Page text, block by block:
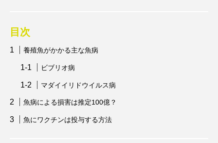
イッカク イトウ
イトヨリダイ
イリエワニ イワナ
目次
養殖魚がかかる主な魚病
ビブリオ病
マダイイリドウイルス病
魚病による損害は推定100億？
魚にワクチンは投与する方法